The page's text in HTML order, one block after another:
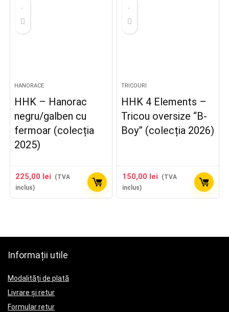
HANORACE
HHK – Hanorac
negru/galben cu
fermoar (colecția
2025)
225,00 lei
(TVA
inclus)
TRICOURI
HHK 4 Elements –
Tricou oversize “B-
Boy” (colecția 2026)
150,00 lei
(TVA
inclus)
Informații utile
Modalități de plată
Livrare și retur
Formular retur